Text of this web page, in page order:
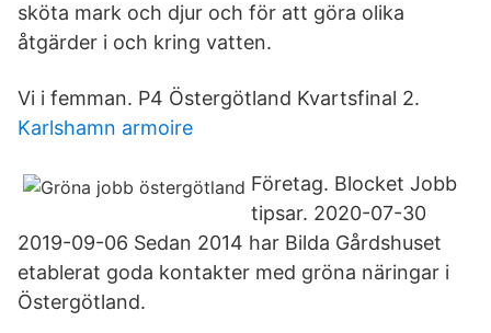
sköta mark och djur och för att göra olika
åtgärder i och kring vatten.
Vi i femman. P4 Östergötland Kvartsfinal 2.
Karlshamn armoire
Företag. Blocket Jobb
tipsar. 2020-07-30
2019-09-06 Sedan 2014 har Bilda Gårdshuset
etablerat goda kontakter med gröna näringar i
Östergötland.